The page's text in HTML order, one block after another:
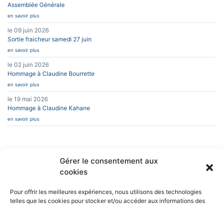
Gérer le consentement aux
cookies
Pour offrir les meilleures expériences, nous utilisons des technologies
telles que les cookies pour stocker et/ou accéder aux informations des
Assemblée Générale
en savoir plus
le 09 juin 2026
Sortie fraicheur samedi 27 juin
en savoir plus
le 02 juin 2026
Hommage à Claudine Bourrette
en savoir plus
le 19 mai 2026
Hommage à Claudine Kahane
en savoir plus
CAESUG
Caesug c/o CNRS
25 avenue des
Martyrs
CONTACT
EN SAVOIR PLUS